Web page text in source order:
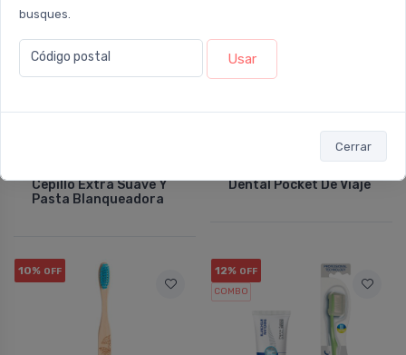
busques.
Código postal Usar
Cerrar
Cepillo Extra Suave Y
Pasta Blanqueadora
Dental Pocket De Viaje
10% OFF 12% OFF
COMBO